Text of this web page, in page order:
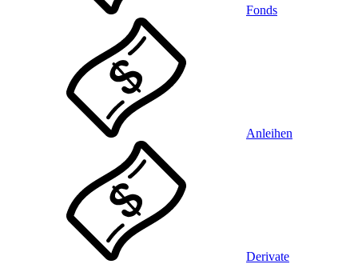
Fonds
Anleihen
Derivate